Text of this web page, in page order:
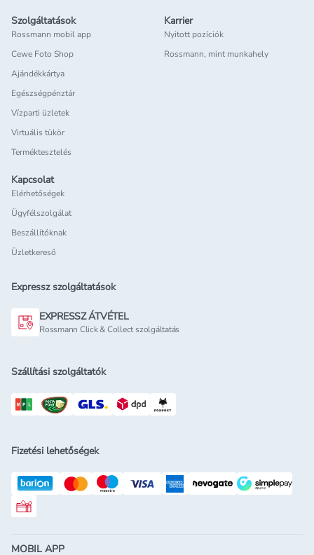
Szolgáltatások
Rossmann mobil app
Cewe Foto Shop
Ajándékkártya
Egészségpénztár
Vízparti üzletek
Virtuális tükör
Terméktesztelés
Karrier
Nyitott pozíciók
Rossmann, mint munkahely
Kapcsolat
Elérhetőségek
Ügyfélszolgálat
Beszállítóknak
Üzletkereső
Expressz szolgáltatások
EXPRESSZ ÁTVÉTEL
Rossmann Click & Collect szolgáltatás
Szállítási szolgáltatók
Fizetési lehetőségek
Rossmann ajándékkártya
MOBIL APP